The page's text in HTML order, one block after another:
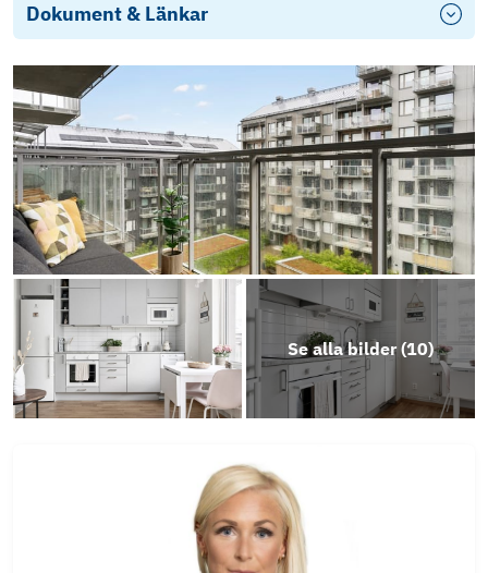
Dokument & Länkar
Ekonomisk Plan
Energideklaration
Årsredovisning 2024
Stadgar
Årsredovisning 2025
Se alla bilder (10)